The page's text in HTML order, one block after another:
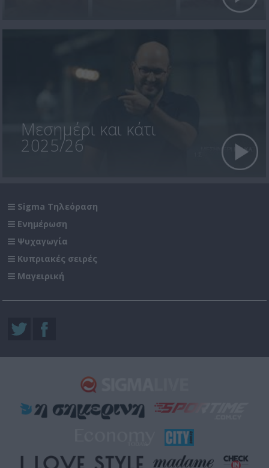
Μεσημέρι και κάτι
2025/26
Sigma Τηλεόραση
Ενημέρωση
Ψυχαγωγία
Κυπριακές σειρές
Μαγειρική